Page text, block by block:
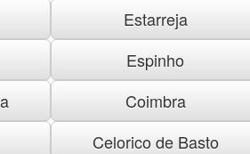
Estarreja
Espinho
Coimbra
Celorico de Basto